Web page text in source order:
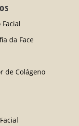
da Face
de Colágeno